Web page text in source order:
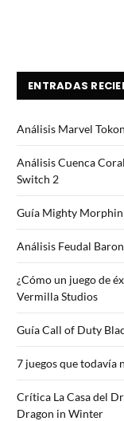
ENTRADAS
Análisis Marvel
Análisis Cuenca
Switch 2
Guía Mighty Morphin
Análisis Feudal
¿Cómo un juego de
Vermilla Studios
Guía Call of Duty
7 juegos que todavía
Crítica La Casa del
Dragon in Winter